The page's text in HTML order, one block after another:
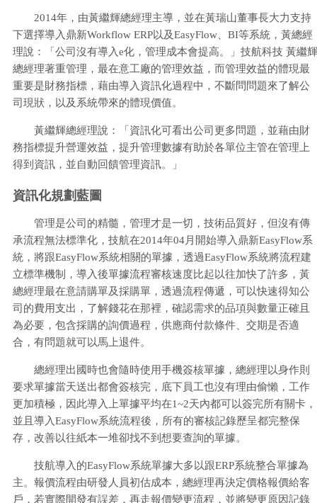
2014年，由黃繼輝總經理主導，並在黃瑞山董事長大力支持
下選擇導入鼎新Workflow ERP以及EasyFlow、BI等系統，黃總經
理說：「公司沒有導入e化，管理成本會提高。」技航科技 黃繼輝
總經理著重管理，最在意工廠的管理效益，而管理效益的體現最
重要是財務指標，藉由導入資訊化過程中，不斷問問題來了解公
司現狀，以及系統帶來的體現價值。
黃繼輝總經理說：「資訊化可看出公司更多問題，並藉由財
務指標提升營運效益，提升管理數據有助於各單位主管在管理上
得到資訊，並自動回饋管理資訊。」
資訊化規劃藍圖
管理是公司的精髓，管理才是一切，技術品質好，但沒有傳
承流程無法標準化，技航在2014年04月開始導入鼎新EasyFlow系
統，將跟EasyFlow系統相關的單據，透過EasyFlow系統將流程建
立標準機制，導入後單據流程審核速度比起以往加快了許多，黃
總經理最在意請購單及採購單，透過流程傳遞，可以快速得知公
司的費用支出，了解錢花在那裡，確認需求的品項與數量正確且
為必要，包含採購的詢價過程，供應商付款條件、交期是否適
合，有問題就可以馬上退件。
總經理出國時也會隨時使用手機簽核單據，總經理以身作則
要求單據當天送出都會簽核完，底下員工也沒有理由偷懶，工作
更加積極，因此導入上單據平均在1~2天內都可以簽完所有關卡，
並且導入EasyFlow系統流程後，所有的審核記錄歷呈都完整保
存，改善以往紙本一堆卻找不到想要查詢的單據。
技航導入的EasyFlow系統單據大多以跟ERP系統整合單據為
主。報價流程由研發人員初估成本，總經理再決定價格報價給客
戶，若實際開發有誤差，再走報價變更流程，並將變更原因記錄